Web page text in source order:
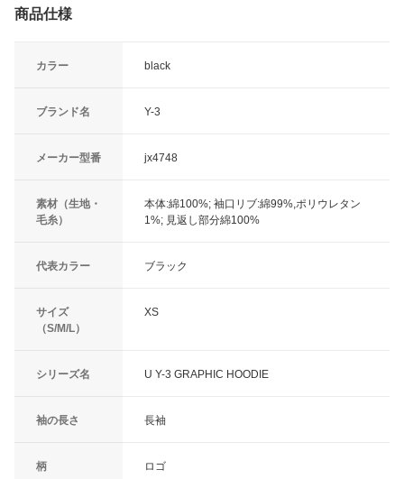
商品仕様
カラー black
ブランド名 Y-3
メーカー型番 jx4748
素材（生地・
毛糸）
本体:綿100%; 袖口リブ:綿99%,ポリウレタン
1%; 見返し部分綿100%
代表カラー ブラック
サイズ
（S/M/L）
XS
シリーズ名 U Y-3 GRAPHIC HOODIE
袖の長さ 長袖
柄 ロゴ